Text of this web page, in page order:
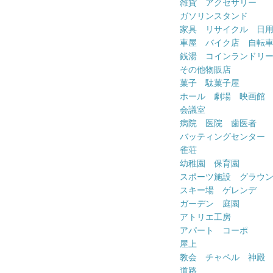
雑貨 アクセサリー
ガソリンスタンド
家具 リサイクル 日
車屋 バイク店 自転
銭湯 コインランドリ
その他物販店
菓子 駄菓子屋
ホール 劇場 映画館
会議室
病院 医院 歯医者
バッティングセンター
雀荘
幼稚園 保育園
スポーツ施設 グラウ
スキー場 ゲレンデ
ガーデン 庭園
アトリエ工房
アパート コーポ
屋上
教会 チャペル 神殿
道路